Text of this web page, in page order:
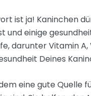
ist ja! Kaninchen
und einige
darunter Vitamin A,
Deines
eine gute Quelle